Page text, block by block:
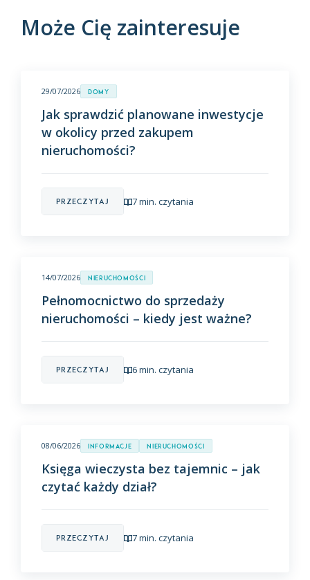
Może Cię zainteresuje
29/07/2026 Domy
Jak sprawdzić planowane inwestycje
w okolicy przed zakupem
nieruchomości?
Przeczytaj 7 min. czytania
14/07/2026 Nieruchomości
Pełnomocnictwo do sprzedaży
nieruchomości – kiedy jest ważne?
Przeczytaj 6 min. czytania
08/06/2026 Informacje Nieruchomości
Księga wieczysta bez tajemnic – jak
czytać każdy dział?
Przeczytaj 7 min. czytania